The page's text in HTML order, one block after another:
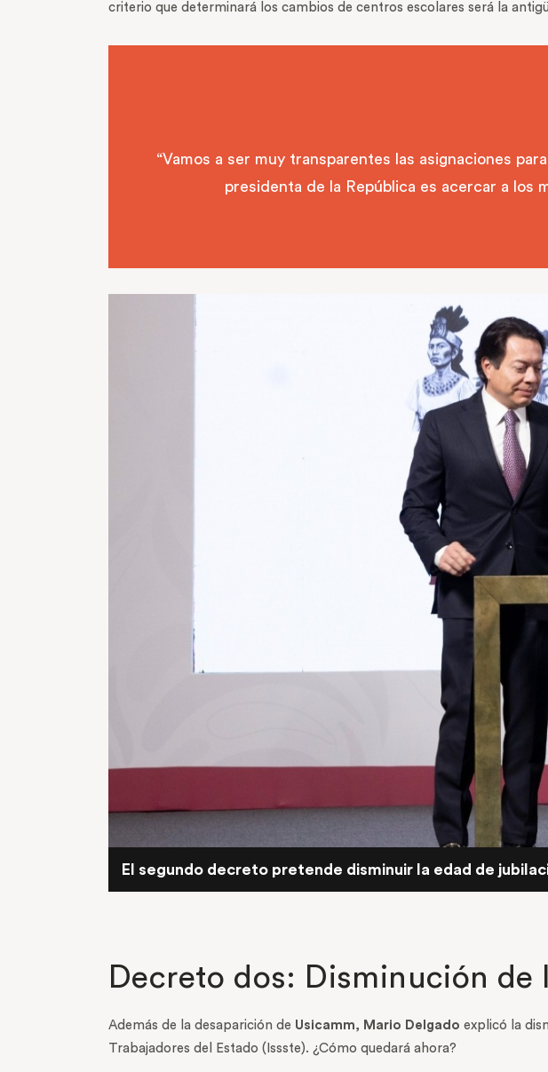
criterio que determinará los cambios de centros escolares será la
“Vamos a ser muy transparentes las asignaciones
presidenta de la República es acercar a los
El segundo decreto pretende disminuir la edad de
Decreto dos: Disminución de
Además de la desaparición de Usicamm, Mario Delgado explicó la
Trabajadores del Estado (Issste). ¿Cómo quedará ahora?